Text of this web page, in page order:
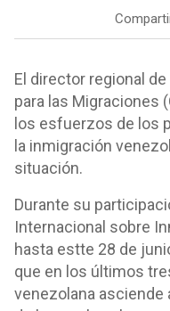
El director regional
para las Migraciones
los esfuerzos de los
la inmigración
situación.
Durante su
Internacional sobre
hasta estte 28 de
que en los últimos
venezolana asciende